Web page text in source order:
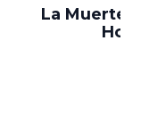
La Muerte
Hood